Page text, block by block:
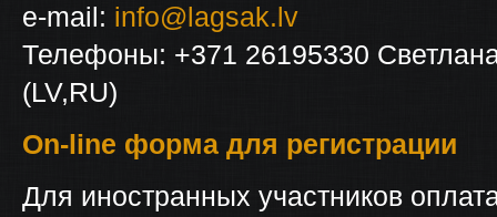
e-mail: info@lagsak.lv
Телефоны: +371 26195330
(LV,RU)
On-line форма для регистрации
Для иностранных участников